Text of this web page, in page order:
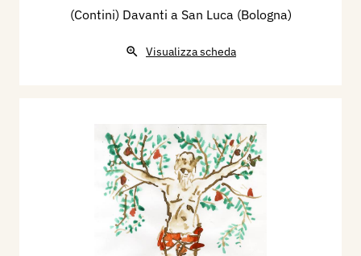
(Contini) Davanti a San Luca (Bologna)
Visualizza scheda